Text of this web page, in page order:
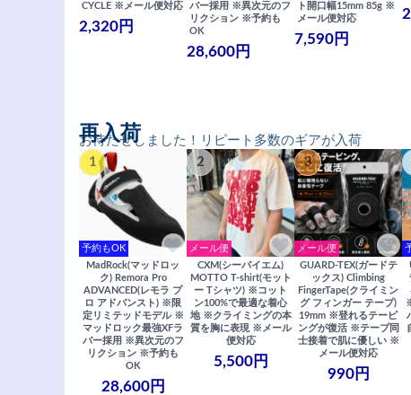
CYCLE ※メール便対応
2,320円
バー採用 ※異次元のフ
リクション ※予約も
OK
28,600円
ト開口幅15mm 85g ※
メール便対応
7,590円
お待たせしました！リピート多数のギアが入荷
再入荷
1
予約もOK
MadRock(マッドロッ
ク) Remora Pro
ADVANCED(レモラ プ
ロ アドバンスト) ※限
定リミテッドモデル ※
マッドロック最強XFラ
バー採用 ※異次元のフ
リクション ※予約も
OK
28,600円
2
メール便
CXM(シーバイエム)
MOTTO T-shirt(モット
ー Tシャツ) ※コット
ン100%で最適な着心
地 ※クライミングの本
質を胸に表現 ※メール
便対応
5,500円
3
メール便
GUARD-TEX(ガードテ
ックス) Climbing
FingerTape(クライミン
グ フィンガー テープ)
19mm ※登れるテーピ
ングが復活 ※テープ同
士接着で肌に優しい ※
メール便対応
990円